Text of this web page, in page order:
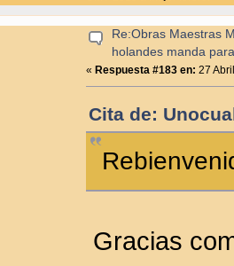
Re:Obras Maestras
holandes manda
«Respuesta #183 en: 27
Cita de:
Gracias